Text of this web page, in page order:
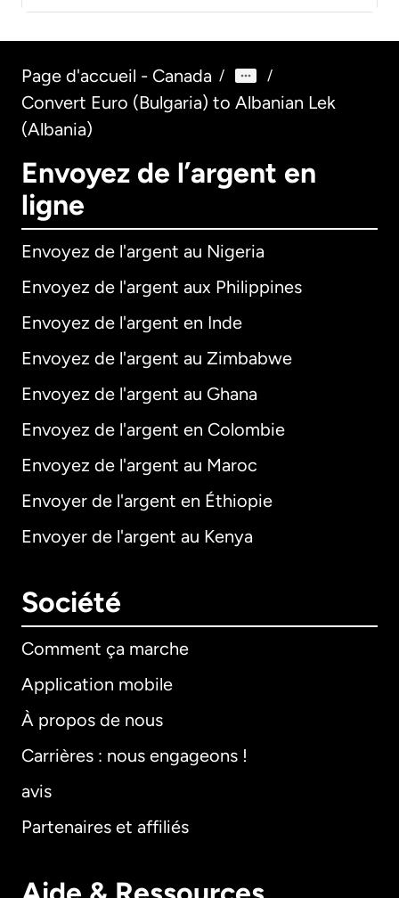
Page d'accueil - Canada / /
Convert Euro (Bulgaria) to Albanian Lek
(Albania)
Envoyez de l’argent en
ligne
Envoyez de l'argent au Nigeria
Envoyez de l'argent aux Philippines
Envoyez de l'argent en Inde
Envoyez de l'argent au Zimbabwe
Envoyez de l'argent au Ghana
Envoyez de l'argent en Colombie
Envoyez de l'argent au Maroc
Envoyer de l'argent en Éthiopie
Envoyer de l'argent au Kenya
Société
Comment ça marche
Application mobile
À propos de nous
Carrières : nous engageons !
avis
Partenaires et affiliés